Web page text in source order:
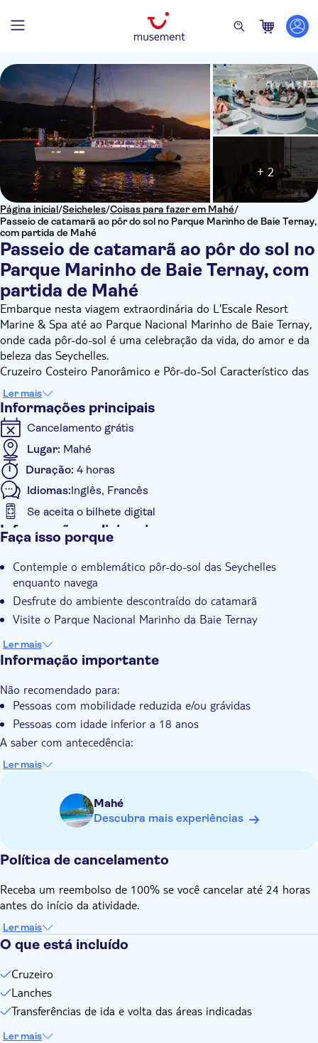
Página inicial/Seicheles/Coisas para fazer em Mahé/
Passeio de catamarã ao pôr do sol no Parque Marinho de Baie Ternay,
com partida de Mahé
Passeio de catamarã ao pôr do sol no
Parque Marinho de Baie Ternay, com
partida de Mahé
+ 2
Embarque nesta viagem extraordinária do L'Escale Resort
Marine & Spa até ao Parque Nacional Marinho de Baie Ternay,
onde cada pôr-do-sol é uma celebração da vida, do amor e da
beleza das Seychelles.
Cruzeiro Costeiro Panorâmico e Pôr-do-Sol Característico das
Seychelles: Este evento quinzenal promete uma noite
inesquecível de luxo e encanto. Suba a bordo do nosso
elegante catamarã e deixe-se hipnotizar pela transição
deslumbrante do dia para a noite, à medida que as cores
tropicais vibrantes se fundem perfeitamente com o crepúsculo.
Prazer em cada momento: Com uma duração de apenas
quatro horas, terá tempo de sobra para mergulhar na
experiência, deliciando-se com cocktails preparados na hora no
bar a bordo enquanto dança ao som das batidas relaxantes da
ilha tocadas pelo nosso DJ ao vivo. Petiscos de cortesia e um
copo de espumante enriquecem ainda mais a viagem,
Transições harmoniosas no L'Escale Resort Marina & Spa: Com
a sua localização central e conveniente nos arredores de
Victoria, o L'Escale Resort é simultaneamente o ponto de
embarque e desembarque. Os hóspedes têm a oportunidade
transporte gratuito ou prolongar as festividades no resort.
Desconto especial: Quem optar por ficar no L'Escale Resort
pode desfrutar de um desconto na conta final, acompanhado
de entretenimento ao vivo para complementar o ambiente
Ler mais
Informações principais
Cancelamento grátis
Lugar: Mahé
Duração: 4 horas
Idiomas:Inglês, Francês
Se aceita o bilhete digital
Informações adicionais
Taxas de entrada incluídas
Voucher eletrônico
Pick up no hotel
Faça isso porque
Contemple o emblemático pôr-do-sol das Seychelles
enquanto navega
Desfrute do ambiente descontraído do catamarã
Visite o Parque Nacional Marinho da Baie Ternay
Ler mais
Informação importante
Não recomendado para:
Pessoas com mobilidade reduzida e/ou grávidas
Pessoas com idade inferior a 18 anos
A saber com antecedência:
Terá de contactar o prestador de serviços local para
confirmar a hora exata de recolha 48 horas antes da
após a reserva
Lembre-se de trazer:
de sol, máquina fotográfica e dinheiro para despesas
Ler mais
Mahé
Descubra mais experiências
Política de cancelamento
Receba um reembolso de 100% se você cancelar até 24 horas
antes do início da atividade.
Ler mais
O que está incluído
Cruzeiro
Lanches
Transferências de ida e volta das áreas indicadas
Ler mais